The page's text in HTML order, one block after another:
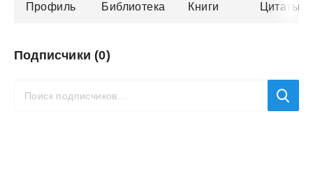
Профиль Библиотека Книги Цитаты
Подписчики (0)